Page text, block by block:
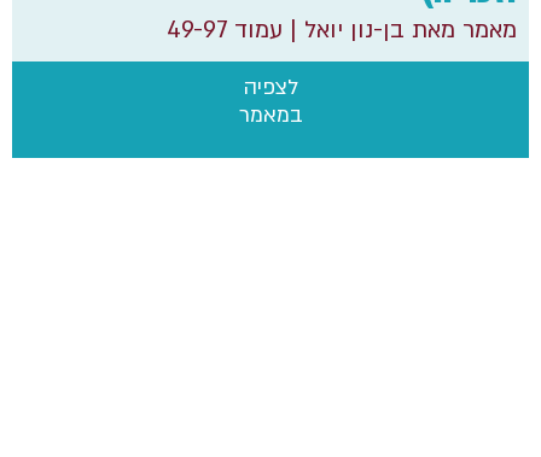
לצפיה
במאמר
מאמר מאת בן-נון יואל | עמוד 49-97